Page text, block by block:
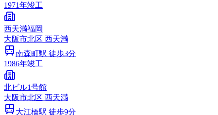
1971年竣工
西天満福岡
大阪市北区 西天満
南森町駅 徒歩3分
1986年竣工
北ビル1号館
大阪市北区 西天満
大江橋駅 徒歩9分